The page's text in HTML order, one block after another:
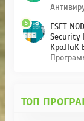
ESET
Security
KpoJIuK
5
ТОП